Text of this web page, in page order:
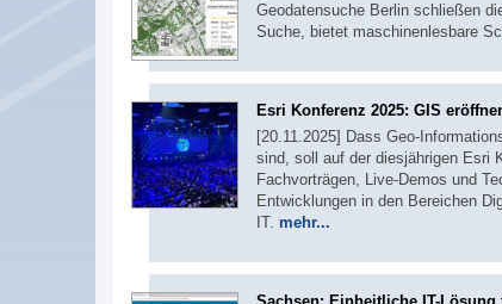
Geodatensuche Berlin schließen
Suche, bietet maschinenlesbare
Esri Konferenz 2025: GIS
[20.11.2025] Dass Geo-
sind, soll auf der diesjährigen Esri
Fachvorträgen, Live-Demos und
Entwicklungen in den Bereichen
IT. mehr...